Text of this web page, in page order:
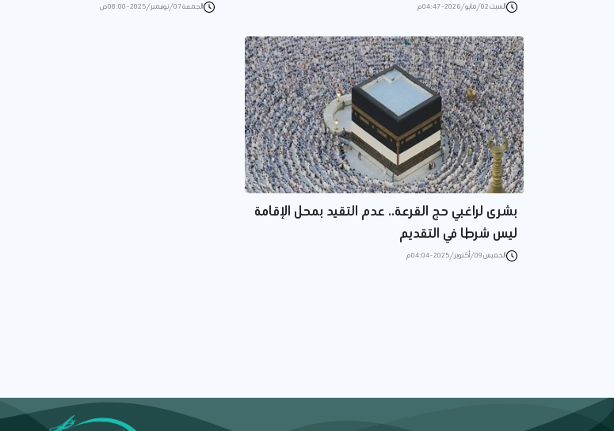
السبت 02/مايو/2026 - 04:47 م الجمعة 07/نوفمبر/2025 - 08:00 ص
بشرى لراغبي حج القرعة.. عدم التقيد بمحل الإقامة
ليس شرطا في التقديم
الخميس 09/أكتوبر/2025 - 04:04 م